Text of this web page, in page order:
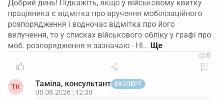
Добрий день! Підкажіть, якщо у військовому квитку
працівника є відмітка про вручення мобілізаційного
розпорядження і водночас відмітка про його
вилучення, то у списках військового обліку у графі про
моб. розпорядження я зазначаю - НІ…
5
ТК Таміла, консультант ЕКСПЕРТ
08.08.2026 | 12:38